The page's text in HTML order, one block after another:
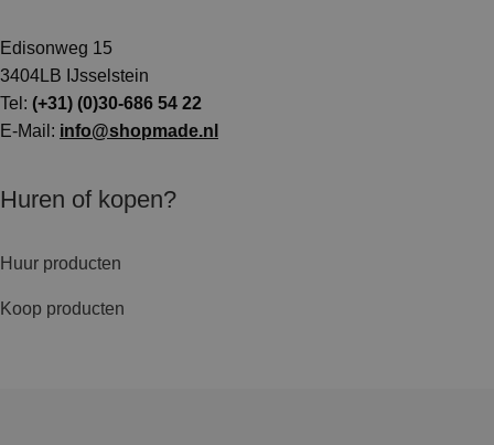
Edisonweg 15
3404LB IJsselstein
Tel: (+31) (0)30-686 54 22
E-Mail: info@shopmade.nl
Huren of kopen?
Huur producten
Koop producten